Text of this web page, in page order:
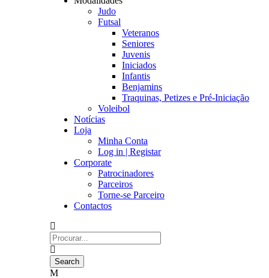
Judo
Futsal
Veteranos
Seniores
Juvenis
Iniciados
Infantis
Benjamins
Traquinas, Petizes e Pré-Iniciação
Voleibol
Notícias
Loja
Minha Conta
Log in | Registar
Corporate
Patrocinadores
Parceiros
Torne-se Parceiro
Contactos